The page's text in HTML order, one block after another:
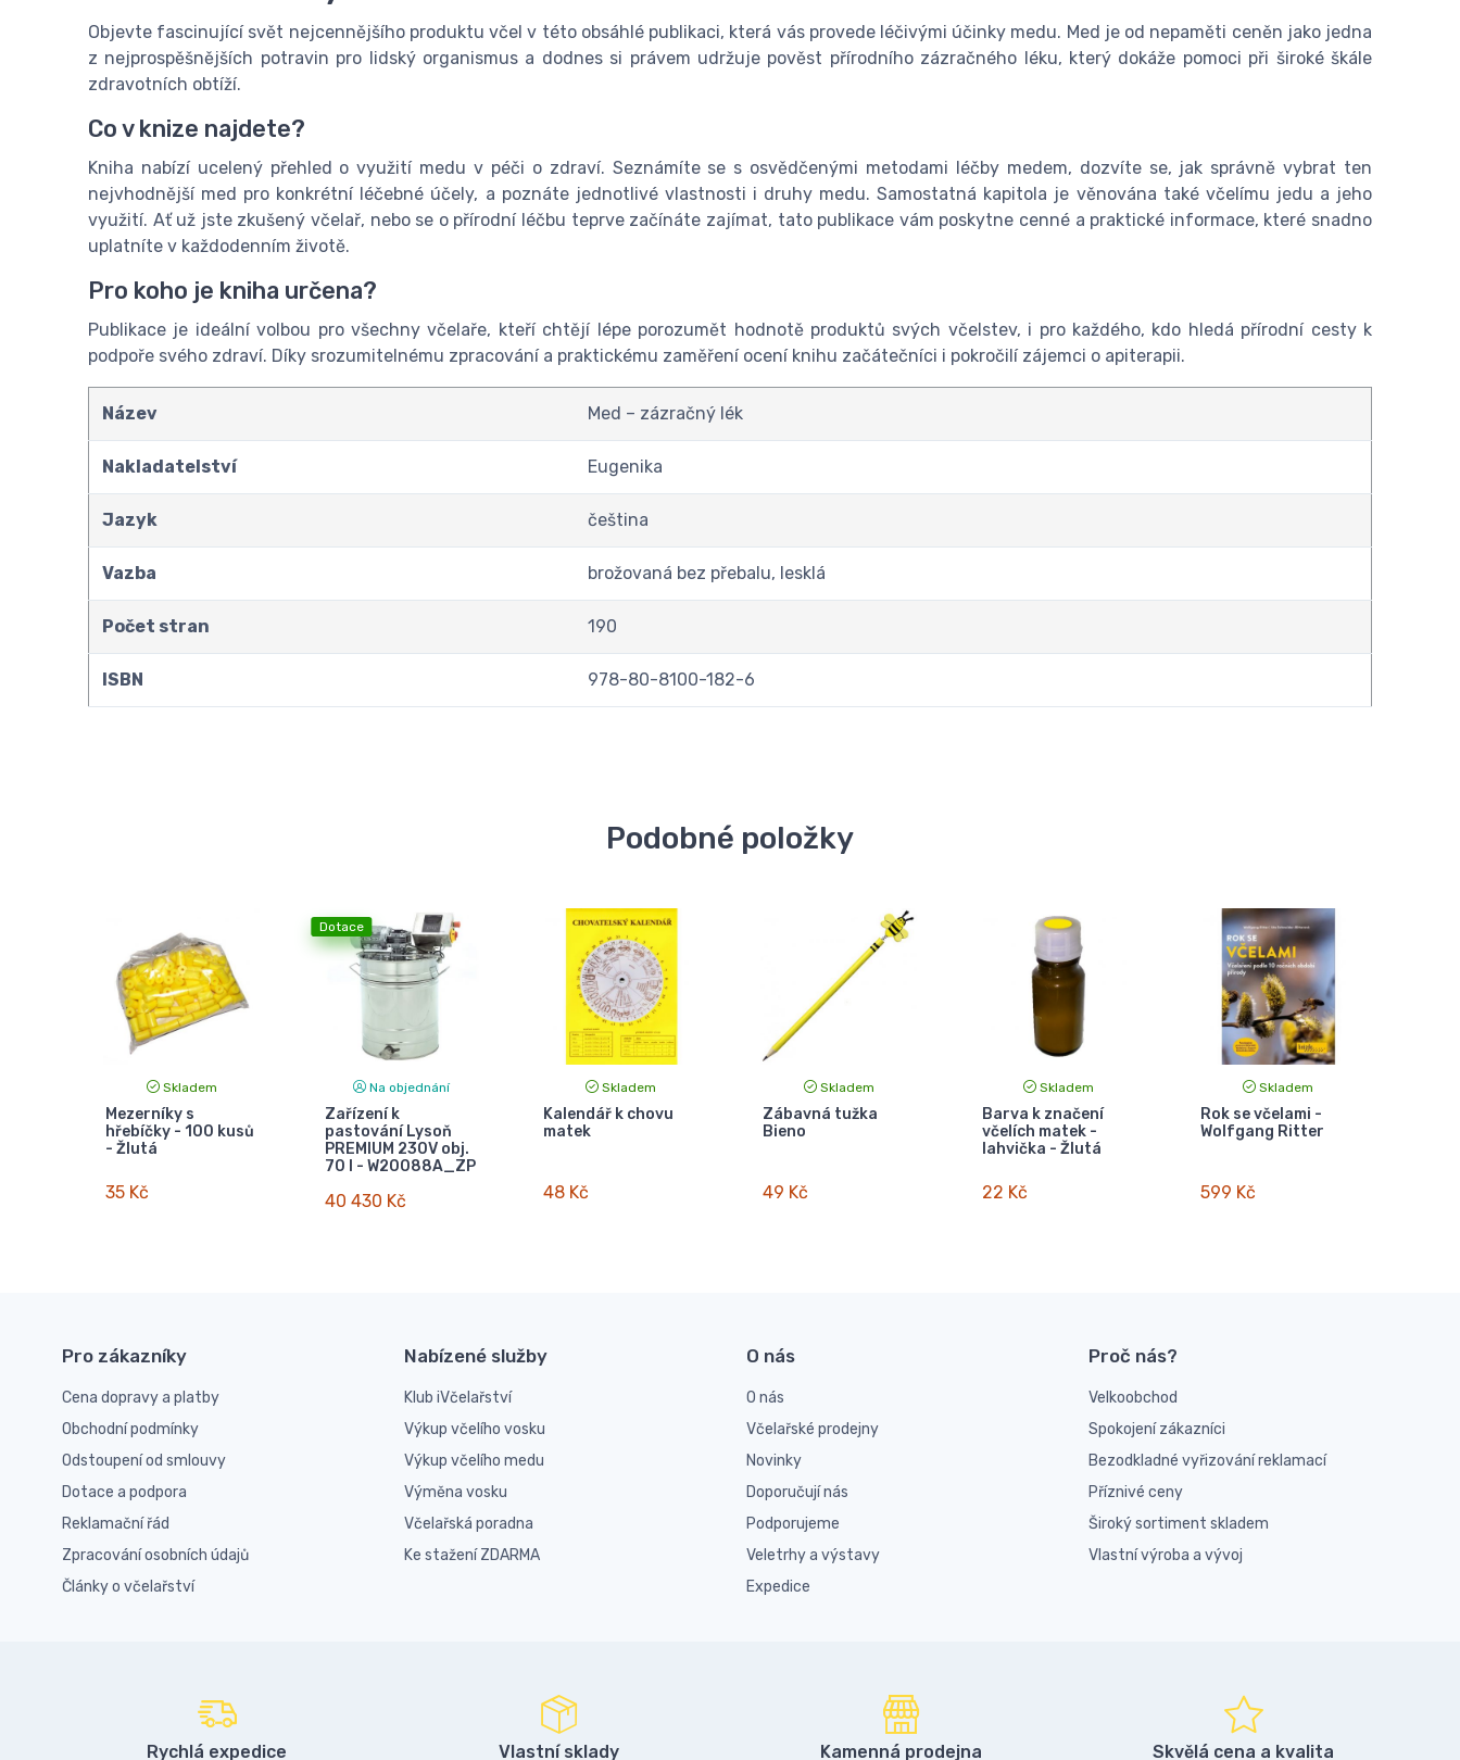
Objevte fascinující svět nejcennějšího produktu včel v této obsáhlé publikaci, která vás provede léčivými účinky medu. Med je od nepaměti ceněn jako jedna
z nejprospěšnějších potravin pro lidský organismus a dodnes si právem udržuje pověst přírodního zázračného léku, který dokáže pomoci při široké škále
zdravotních obtíží.
Co v knize najdete?
Kniha nabízí ucelený přehled o využití medu v péči o zdraví. Seznámíte se s osvědčenými metodami léčby medem, dozvíte se, jak správně vybrat ten
nejvhodnější med pro konkrétní léčebné účely, a poznáte jednotlivé vlastnosti i druhy medu. Samostatná kapitola je věnována také včelímu jedu a jeho
využití. Ať už jste zkušený včelař, nebo se o přírodní léčbu teprve začínáte zajímat, tato publikace vám poskytne cenné a praktické informace, které snadno
uplatníte v každodenním životě.
Pro koho je kniha určena?
Publikace je ideální volbou pro všechny včelaře, kteří chtějí lépe porozumět hodnotě produktů svých včelstev, i pro každého, kdo hledá přírodní cesty k
podpoře svého zdraví. Díky srozumitelnému zpracování a praktickému zaměření ocení knihu začátečníci i pokročilí zájemci o apiterapii.
Název Med – zázračný lék
Nakladatelství Eugenika
Jazyk čeština
Vazba brožovaná bez přebalu, lesklá
Počet stran 190
ISBN 978-80-8100-182-6
Podobné položky
Skladem
Mezerníky s
hřebíčky - 100 kusů
- Žlutá
35 Kč
Dotace
Na objednání
Zařízení k
pastování Lysoň
PREMIUM 230V obj.
70 l - W20088A_ZP
40 430 Kč
Skladem
Kalendář k chovu
matek
48 Kč
Skladem
Zábavná tužka
Bieno
49 Kč
Skladem
Barva k značení
včelích matek -
lahvička - Žlutá
22 Kč
Skladem
Rok se včelami -
Wolfgang Ritter
599 Kč
Pro zákazníky
Cena dopravy a platby
Obchodní podmínky
Odstoupení od smlouvy
Dotace a podpora
Reklamační řád
Zpracování osobních údajů
Články o včelařství
Nabízené služby
Klub iVčelařství
Výkup včelího vosku
Výkup včelího medu
Výměna vosku
Včelařská poradna
Ke stažení ZDARMA
O nás
O nás
Včelařské prodejny
Novinky
Doporučují nás
Podporujeme
Veletrhy a výstavy
Expedice
Proč nás?
Velkoobchod
Spokojení zákazníci
Bezodkladné vyřizování reklamací
Příznivé ceny
Široký sortiment skladem
Vlastní výroba a vývoj
Rychlá expedice Vlastní sklady Kamenná prodejna Skvělá cena a kvalita